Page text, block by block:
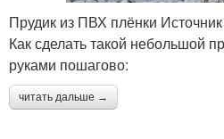
Прудик из ПВХ плёнки
Как сделать такой небольшой
руками пошагово:
читать дальше →